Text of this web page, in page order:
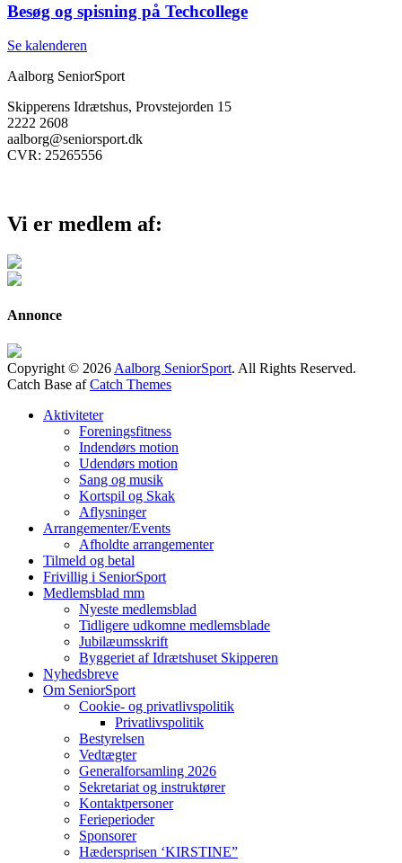
Besøg og spisning på Techcollege
Se kalenderen
Aalborg SeniorSport
Skipperens Idrætshus, Provstejorden 15
2222 2608
aalborg@seniorsport.dk
CVR: 25265556
Vi er medlem af:
Annonce
Copyright © 2026 Aalborg SeniorSport. All Rights Reserved.
Catch Base afCatch Themes
Aktiviteter
Foreningsfitness
Indendørs motion
Udendørs motion
Sang og musik
Kortspil og Skak
Aflysninger
Arrangementer/Events
Afholdte arrangementer
Tilmeld og betal
Frivillig i SeniorSport
Medlemsblad mm
Nyeste medlemsblad
Tidligere udkomne medlemsblade
Jubilæumsskrift
Byggeriet af Idrætshuset Skipperen
Nyhedsbreve
Om SeniorSport
Cookie- og privatlivspolitik
Privatlivspolitik
Bestyrelsen
Vedtægter
Generalforsamling 2026
Sekretariat og instruktører
Kontaktpersoner
Ferieperioder
Sponsorer
Hædersprisen ‘KIRSTINE”